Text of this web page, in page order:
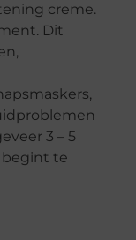
creme.
Dit
3 – 5
begint te